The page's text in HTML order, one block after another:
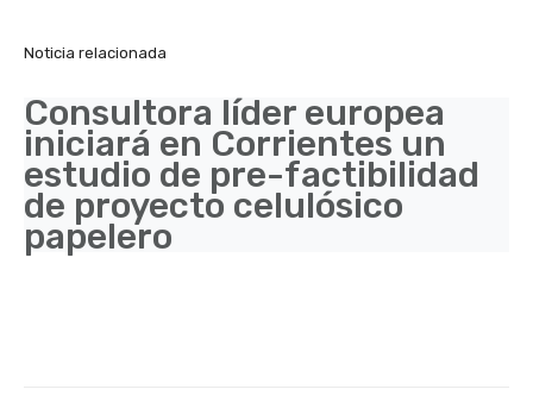
Noticia relacionada
Consultora líder europea
iniciará en Corrientes un
estudio de pre-factibilidad
de proyecto celulósico
papelero